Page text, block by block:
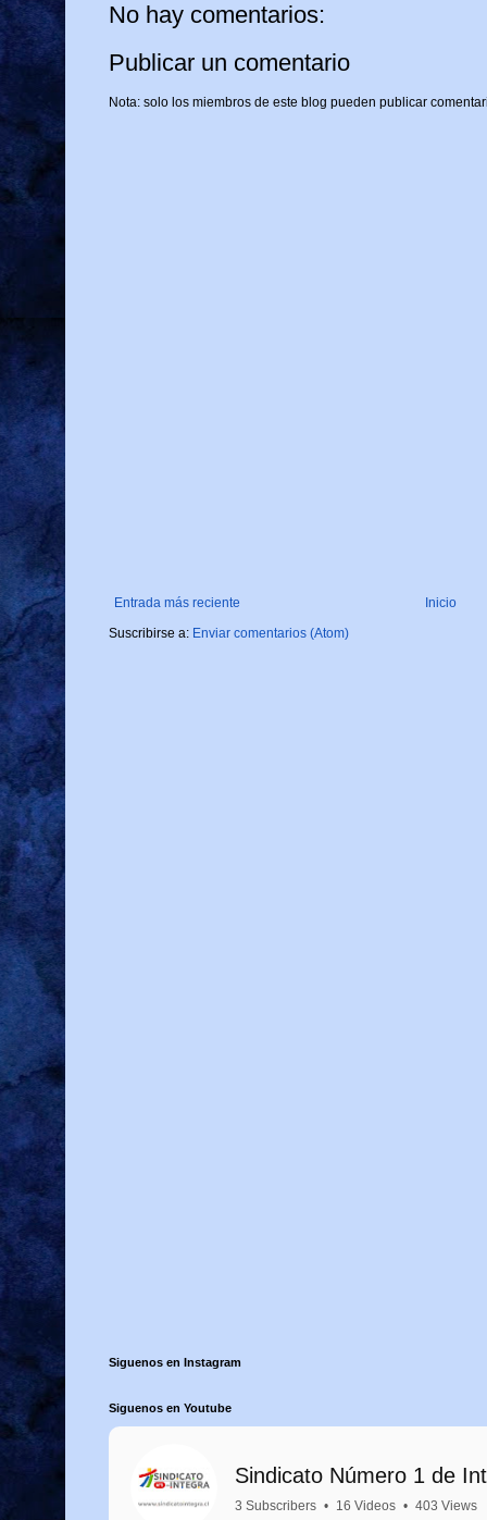
No hay comentarios:
Publicar un comentario
Nota: solo los miembros de este blog pueden publicar
Entrada más reciente
Inicio
Suscribirse a: Enviar comentarios (Atom)
Siguenos en Instagram
Siguenos en Youtube
Sindicato Número 1 de
3 Subscribers • 16 Videos • 403 Views